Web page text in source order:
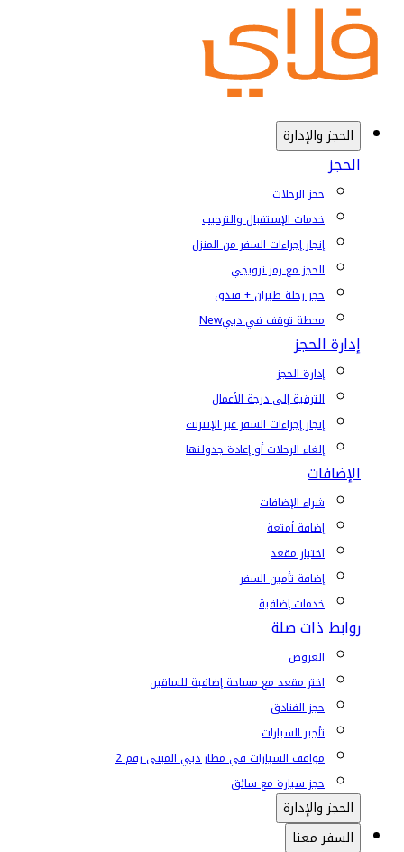
الحجز والإدارة
الحجز
حجز الرحلات
خدمات الإستقبال والترحيب
إنجاز إجراءات السفر من المنزل
الحجز مع رمز ترويجي
حجز رحلة طيران + فندق
محطة توقف في دبيNew
إدارة الحجز
إدارة الحجز
الترقية إلى درجة الأعمال
إنجاز إجراءات السفر عبر الإنترنت
إلغاء الرحلات أو إعادة جدولتها
الإضافات
شراء الإضافات
إضافة أمتعة
اختيار مقعد
إضافة تأمين السفر
خدمات إضافية
روابط ذات صلة
العروض
اختر مقعد مع مساحة إضافية للساقين
حجز الفنادق
تأجير السيارات
مواقف السيارات في مطار دبي المبنى رقم 2
حجز سيارة مع سائق
الحجز والإدارة
السفر معنا